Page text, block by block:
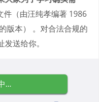
件（由汪纯孝编著 1986
版本） 。对合法合规的
送给你。
...